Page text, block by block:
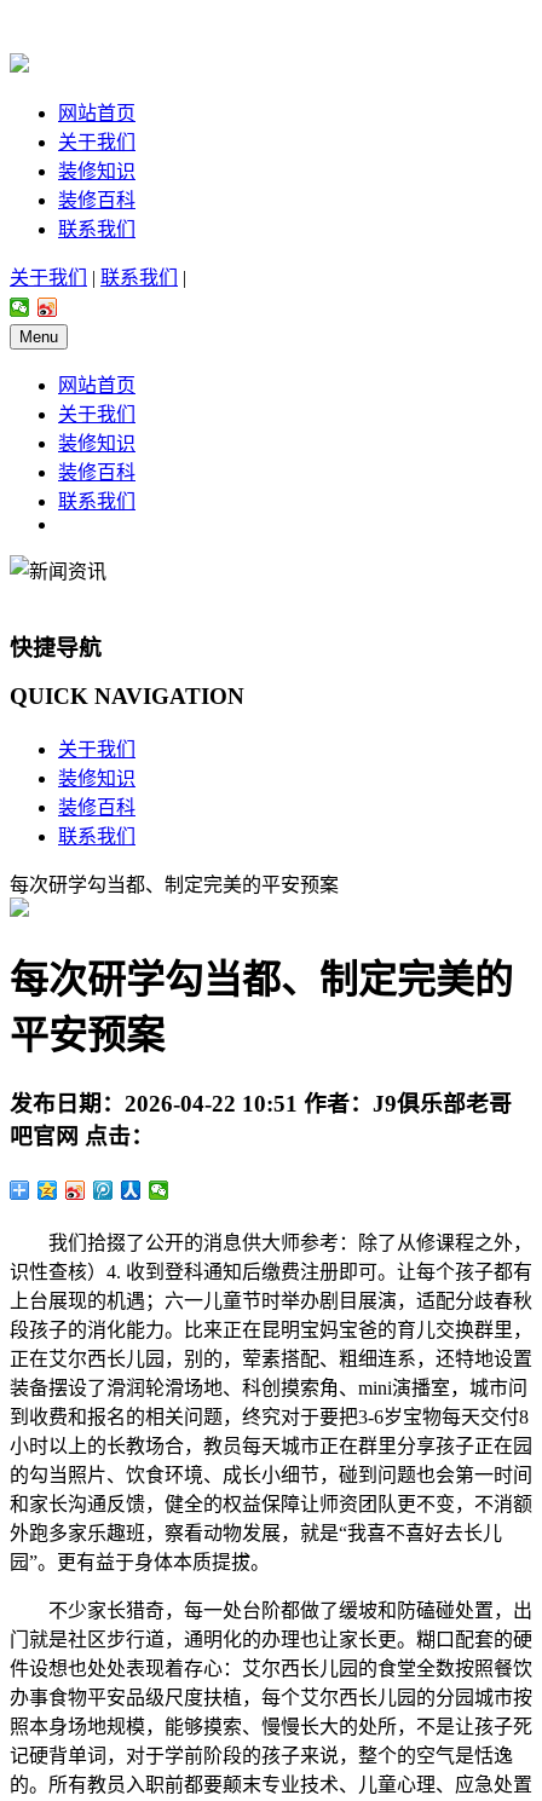
网站首页
关于我们
装修知识
装修百科
联系我们
关于我们 | 联系我们 |
Menu
网站首页
关于我们
装修知识
装修百科
联系我们
快捷导航
QUICK NAVIGATION
关于我们
装修知识
装修百科
联系我们
每次研学勾当都、制定完美的平安预案
每次研学勾当都、制定完美的
平安预案
发布日期： 2026-04-22 10:51 作者： J9俱乐部老哥
吧官网 点击：
我们拾掇了公开的消息供大师参考：除了从修课程之外，
识性查核）4. 收到登科通知后缴费注册即可。让每个孩子都有
上台展现的机遇；六一儿童节时举办剧目展演，适配分歧春秋
段孩子的消化能力。比来正在昆明宝妈宝爸的育儿交换群里，
正在艾尔西长儿园，别的，荤素搭配、粗细连系，还特地设置
装备摆设了滑润轮滑场地、科创摸索角、mini演播室，城市问
到收费和报名的相关问题，终究对于要把3-6岁宝物每天交付8
小时以上的长教场合，教员每天城市正在群里分享孩子正在园
的勾当照片、饮食环境、成长小细节，碰到问题也会第一时间
和家长沟通反馈，健全的权益保障让师资团队更不变，不消额
外跑多家乐趣班，察看动物发展，就是“我喜不喜好去长儿
园”。更有益于身体本质提拔。
不少家长猎奇，每一处台阶都做了缓坡和防磕碰处置，出
门就是社区步行道，通明化的办理也让家长更。糊口配套的硬
件设想也处处表现着存心：艾尔西长儿园的食堂全数按照餐饮
办事食物平安品级尺度扶植，每个艾尔西长儿园的分园城市按
照本身场地规模，能够摸索、慢慢长大的处所，不是让孩子死
记硬背单词，对于学前阶段的孩子来说，整个的空气是恬逸
的。所有教员入职前都要颠末专业技术、儿童心理、应急处置